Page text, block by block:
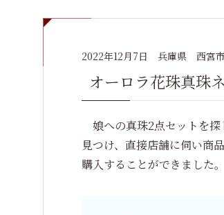
2022年12月7日 兵庫県 西宮
オーロラ花珠真珠
娘への真珠2点セットを探
見つけ、直接店舗に伺い商
購入することができました